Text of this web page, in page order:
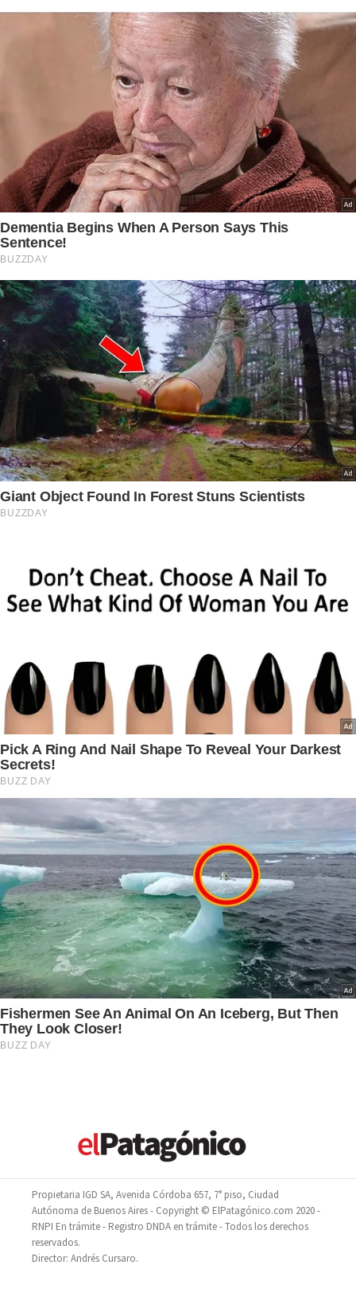
Propietaria IGD SA, Avenida Córdoba 657, 7° piso, Ciudad
Autónoma de Buenos Aires - Copyright © ElPatagónico.com 2020 -
RNPI En trámite - Registro DNDA en trámite - Todos los derechos
reservados.
Director: Andrés Cursaro.